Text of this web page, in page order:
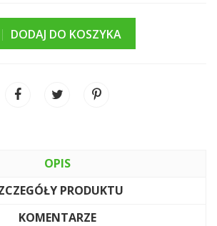
DODAJ DO KOSZYKA
OPIS
PRODUKTU
KOMENTARZE